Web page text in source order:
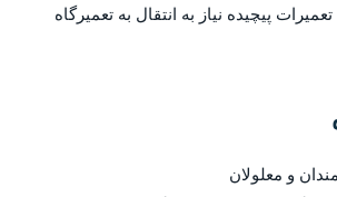
پیچیده نیاز به انتقال به تعمیرگاه
و معلولان